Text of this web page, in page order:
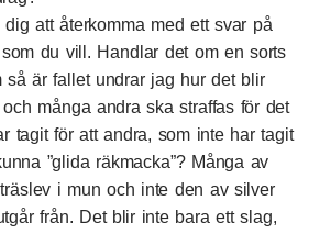
att återkomma med ett svar på
du vill. Handlar det om en sorts
så är fallet undrar jag hur det blir
många andra ska straffas för det
tagit för att andra, som inte har tagit
”glida räkmacka”? Många av
i mun och inte den av silver
från. Det blir inte bara ett slag,